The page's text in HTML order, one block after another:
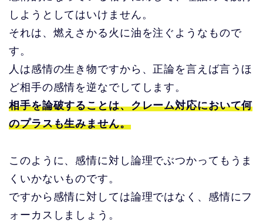
しようとしてはいけません。
それは、燃えさかる火に油を注ぐようなもので
す。
人は感情の生き物ですから、正論を言えば言うほ
ど相手の感情を逆なでしてします。
相手を論破することは、クレーム対応において何
のプラスも生みません。
このように、感情に対し論理でぶつかってもうま
くいかないものです。
ですから感情に対しては論理ではなく、感情にフ
ォーカスしましょう。